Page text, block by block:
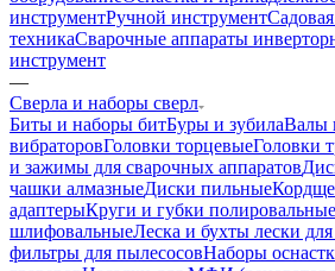
инструментРучной инструмент
техникаСварочные аппараты
инструмент
—
Сверла и наборы сверл
Биты и наборы битБуры и зубилаВалы
вибраторовГоловки торцевыеГоловки
и зажимы для сварочных аппаратов
чашки алмазныеДиски пильные
адаптерыКруги и губки полировальные
шлифовальныеЛеска и бухты лески
фильтры для пылесосовНаборы